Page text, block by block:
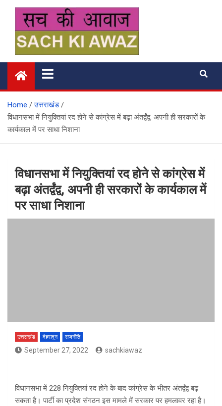
content
सच की आवाज
Home
उत्तराखंड
विधानसभा में नियुक्तियां रद होने से कांग्रेस में बढ़ा अंतर्द्वंद्व, अपनी ही सरकारों के
कार्यकाल में पर साधा निशाना
विधानसभा में नियुक्तियां रद होने से कांग्रेस में
बढ़ा अंतर्द्वंद्व, अपनी ही सरकारों के कार्यकाल में
पर साधा निशाना
उत्तराखंड देहरादून राजनीति
September 27, 2022 sachkiawaz
विधानसभा में 228 नियुक्तियां रद होने के बाद कांग्रेस के भीतर अंतर्द्वंद्व बढ़
सकता है। पार्टी का प्रदेश संगठन इस मामले में सरकार पर हमलावर रहा है।